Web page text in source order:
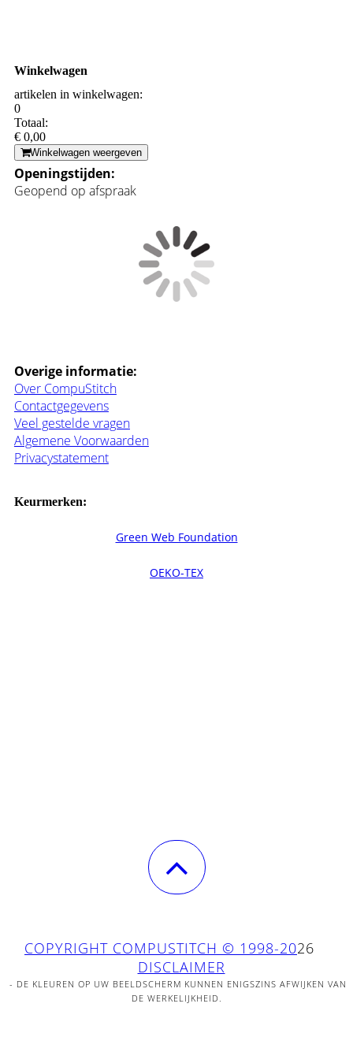
Winkelwagen
artikelen in winkelwagen:
0
Totaal:
€ 0,00
Winkelwagen weergeven
Openingstijden:
Geopend op afspraak
Overige informatie:
Over CompuStitch
Contactgegevens
Veel gestelde vragen
Algemene Voorwaarden
Privacystatement
Keurmerken:
Green Web Foundation
OEKO-TEX
COPYRIGHT COMPUSTITCH © 1998-2026
DISCLAIMER
- DE KLEUREN OP UW BEELDSCHERM KUNNEN ENIGSZINS AFWIJKEN VAN
DE WERKELIJKHEID.